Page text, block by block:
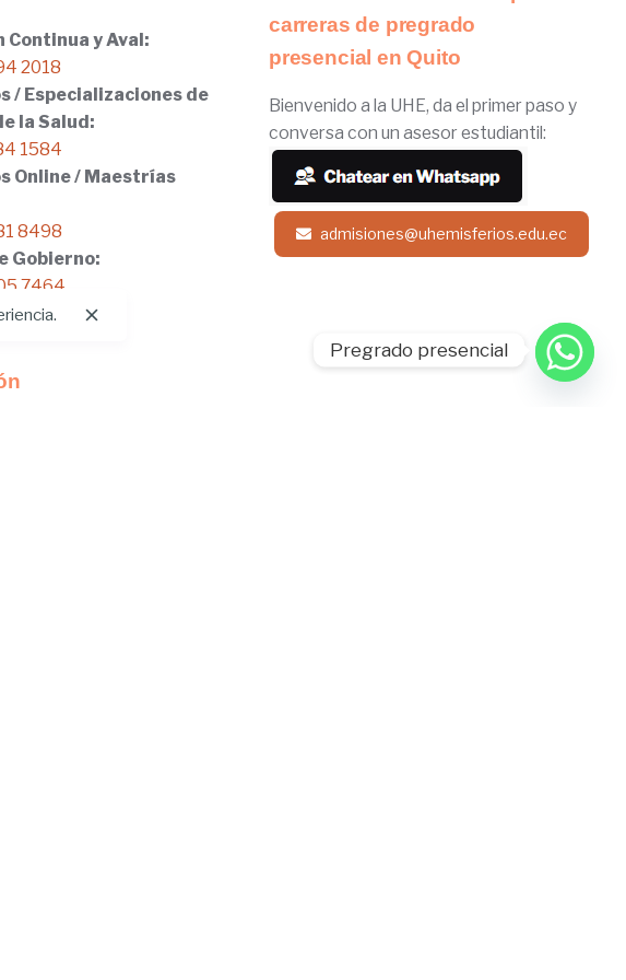
Continua y Aval:
2018
/ Especializaciones de
la Salud:
1584
Online / Maestrías
8498
Gobierno:
7464
carreras de pregrado
presencial en Quito
Bienvenido a la UHE, da el primer paso y
conversa con un asesor estudiantil:
admisiones@uhemisferios.edu.ec
Pregrado presencial